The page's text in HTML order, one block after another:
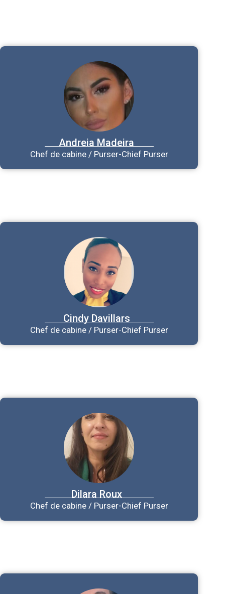
Andreia Madeira
Chef de cabine / Purser-Chief Purser
Cindy Davillars
Chef de cabine / Purser-Chief Purser
Dilara Roux
Chef de cabine / Purser-Chief Purser